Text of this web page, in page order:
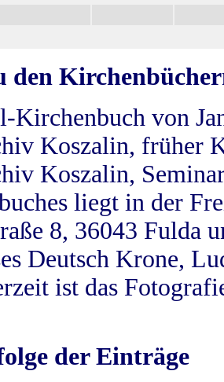
den
Kirchenbuch von
Koszalin, früher
Koszalin,
liegt in der
8, 36043 Fulda
Deutsch Krone,
ist das
der Einträge